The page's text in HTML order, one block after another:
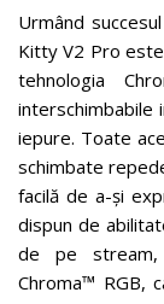
Urmând
Kitty V2 Pro
tehnologia
interschimbabile
iepure. Toate
schimbate
facilă de a-și
dispun de
de pe stream,
Chroma™ RGB,